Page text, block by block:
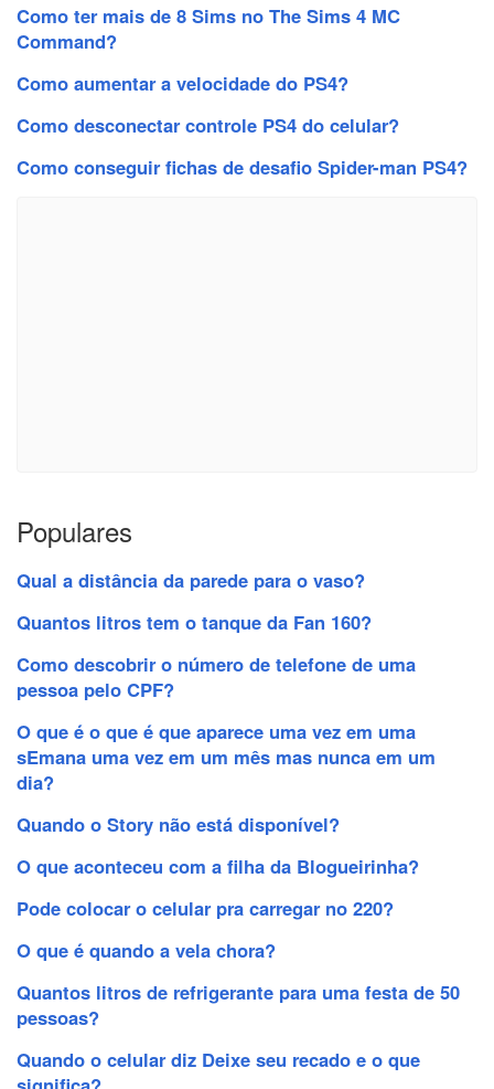
Como ter mais de 8 Sims no The Sims 4 MC
Command?
Como aumentar a velocidade do PS4?
Como desconectar controle PS4 do celular?
Como conseguir fichas de desafio Spider-man PS4?
Populares
Qual a distância da parede para o vaso?
Quantos litros tem o tanque da Fan 160?
Como descobrir o número de telefone de uma
pessoa pelo CPF?
O que é o que é que aparece uma vez em uma
sEmana uma vez em um mês mas nunca em um
dia?
Quando o Story não está disponível?
O que aconteceu com a filha da Blogueirinha?
Pode colocar o celular pra carregar no 220?
O que é quando a vela chora?
Quantos litros de refrigerante para uma festa de 50
pessoas?
Quando o celular diz Deixe seu recado e o que